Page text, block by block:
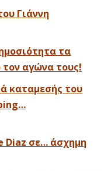
Γιάννη
τα
αγώνα τους!
καταμεσής του
Diaz σε… άσχημη